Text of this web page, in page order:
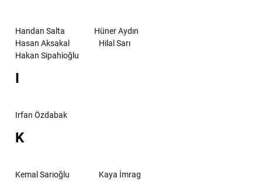
Handan Salta
Hüner Aydın
Hasan Aksakal
Hilal Sarı
Hakan Sipahioğlu
I
Irfan Özdabak
K
Kemal Sarıoğlu Kaya İmrag